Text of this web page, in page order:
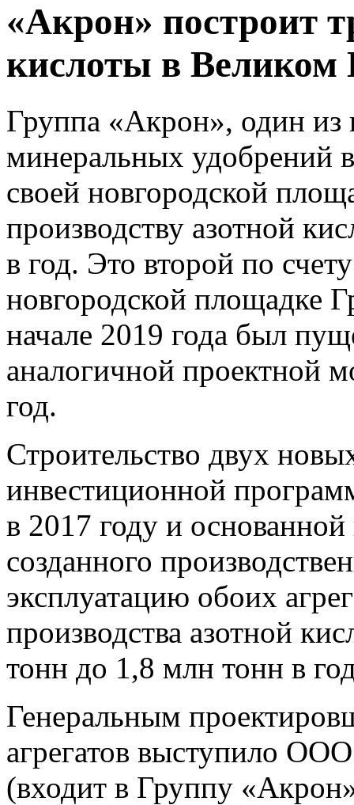
«Акрон» построит
кислоты в Великом
Группа «Акрон», один из
минеральных удобрений
своей новгородской
производству азотной
в год. Это второй по
новгородской площадке
начале 2019 года был
аналогичной проектной
год.
Строительство двух
инвестиционной
в 2017 году и
созданного
эксплуатацию обоих
производства азотной
тонн до 1,8 млн тонн в
Генеральным
агрегатов выступило
(входит в Группу